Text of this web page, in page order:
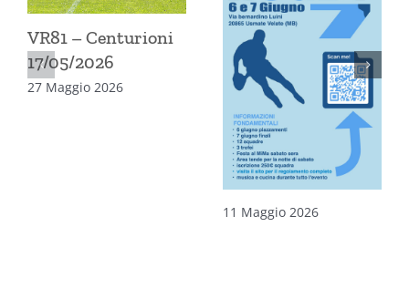
VR81 – Centurioni
17/05/2026
27 Maggio 2026
11 Maggio 2026